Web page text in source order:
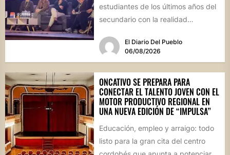
estudiantes de los últimos años del
secundario con la realidad
El Diario Del Pueblo
06/08/2026
ONCATIVO SE PREPARA PARA
CONECTAR EL TALENTO JOVEN CON EL
MOTOR PRODUCTIVO REGIONAL EN
UNA NUEVA EDICIÓN DE “IMPULSA”
Educación, empleo y arraigo: todo
listo para la gran cita del centro